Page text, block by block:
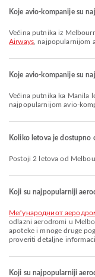
Koje avio-kompanije su
Većina putnika iz
Airways, najpopularnijom
Koje avio-kompanije su
Većina putnika ka Manila
najpopularnijom avio-
Koliko letova je dostupno
Postoji 2 letova od
Koji su najpopularniji
Меѓународниот
odlazni aerodromi u
apoteke i mnoge druge
proveriti detaljne
Koji su najpopularniji